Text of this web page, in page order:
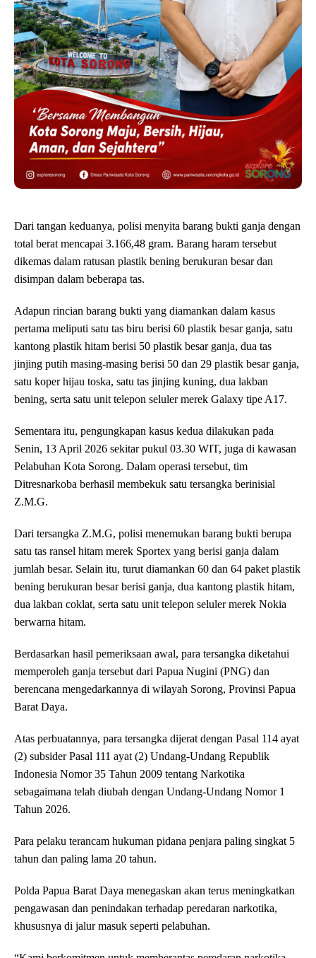
Dari tangan keduanya, polisi menyita barang bukti ganja dengan
total berat mencapai 3.166,48 gram. Barang haram tersebut
dikemas dalam ratusan plastik bening berukuran besar dan
disimpan dalam beberapa tas.
Adapun rincian barang bukti yang diamankan dalam kasus
pertama meliputi satu tas biru berisi 60 plastik besar ganja, satu
kantong plastik hitam berisi 50 plastik besar ganja, dua tas
jinjing putih masing-masing berisi 50 dan 29 plastik besar ganja,
satu koper hijau toska, satu tas jinjing kuning, dua lakban
bening, serta satu unit telepon seluler merek Galaxy tipe A17.
Sementara itu, pengungkapan kasus kedua dilakukan pada
Senin, 13 April 2026 sekitar pukul 03.30 WIT, juga di kawasan
Pelabuhan Kota Sorong. Dalam operasi tersebut, tim
Ditresnarkoba berhasil membekuk satu tersangka berinisial
Z.M.G.
Dari tersangka Z.M.G, polisi menemukan barang bukti berupa
satu tas ransel hitam merek Sportex yang berisi ganja dalam
jumlah besar. Selain itu, turut diamankan 60 dan 64 paket plastik
bening berukuran besar berisi ganja, dua kantong plastik hitam,
dua lakban coklat, serta satu unit telepon seluler merek Nokia
berwarna hitam.
Berdasarkan hasil pemeriksaan awal, para tersangka diketahui
memperoleh ganja tersebut dari Papua Nugini (PNG) dan
berencana mengedarkannya di wilayah Sorong, Provinsi Papua
Barat Daya.
Atas perbuatannya, para tersangka dijerat dengan Pasal 114 ayat
(2) subsider Pasal 111 ayat (2) Undang-Undang Republik
Indonesia Nomor 35 Tahun 2009 tentang Narkotika
sebagaimana telah diubah dengan Undang-Undang Nomor 1
Tahun 2026.
Para pelaku terancam hukuman pidana penjara paling singkat 5
tahun dan paling lama 20 tahun.
Polda Papua Barat Daya menegaskan akan terus meningkatkan
pengawasan dan penindakan terhadap peredaran narkotika,
khususnya di jalur masuk seperti pelabuhan.